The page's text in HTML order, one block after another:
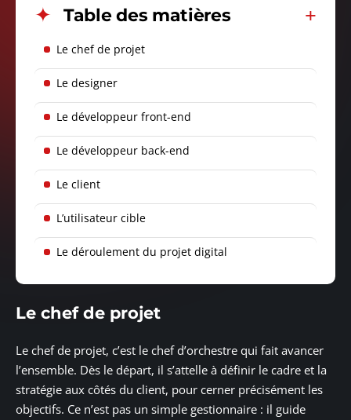
Table des matières
Le chef de projet
Le designer
Le développeur front-end
Le développeur back-end
Le client
L’utilisateur cible
Le déroulement du projet digital
Le chef de projet
Le chef de projet, c’est le chef d’orchestre qui fait avancer
l’ensemble. Dès le départ, il s’attelle à définir le cadre et la
stratégie aux côtés du client, pour cerner précisément les
objectifs. Ce n’est pas un simple gestionnaire : il guide